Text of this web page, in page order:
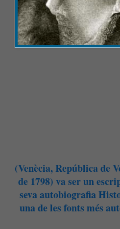
(Venècia, República de
de 1798) va ser un
seva autobiografia
una de les fonts més